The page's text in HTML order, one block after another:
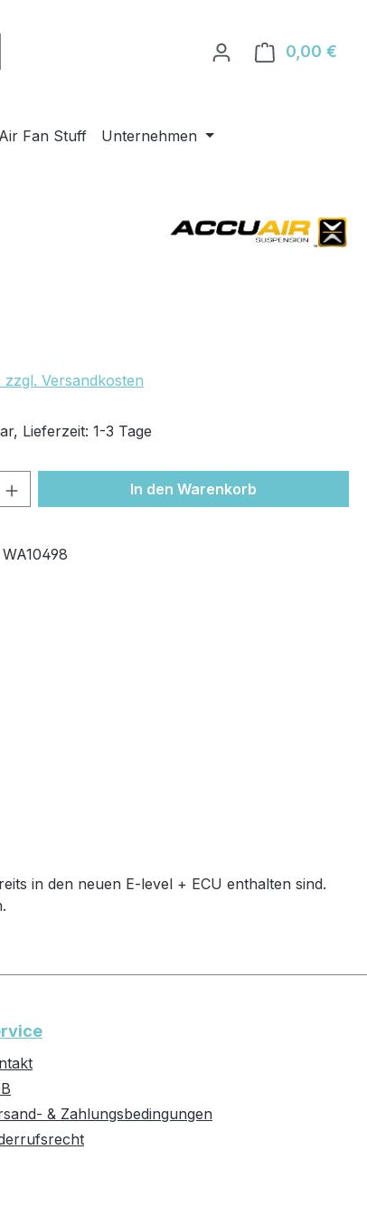
0,00 €
Fan Stuff Unternehmen
Versandkosten
Lieferzeit: 1-3 Tage
Gib den gewünschten Wert
In den Warenkorb
WA10498
in den neuen E-level + ECU enthalten sind.
& Zahlungsbedingungen